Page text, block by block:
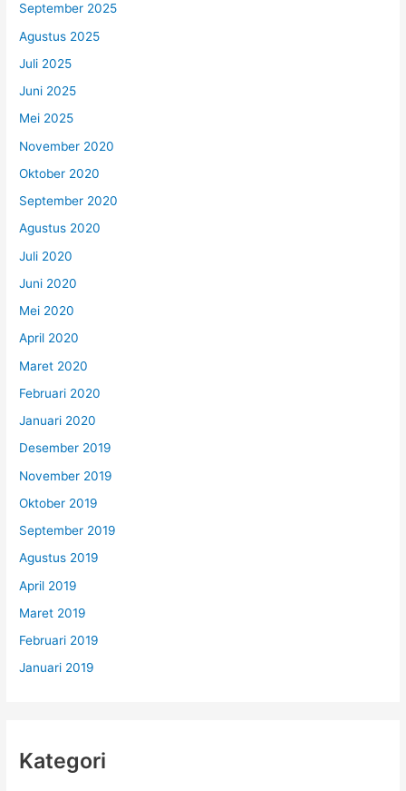
September 2025
Agustus 2025
Juli 2025
Juni 2025
Mei 2025
November 2020
Oktober 2020
September 2020
Agustus 2020
Juli 2020
Juni 2020
Mei 2020
April 2020
Maret 2020
Februari 2020
Januari 2020
Desember 2019
November 2019
Oktober 2019
September 2019
Agustus 2019
April 2019
Maret 2019
Februari 2019
Januari 2019
Kategori